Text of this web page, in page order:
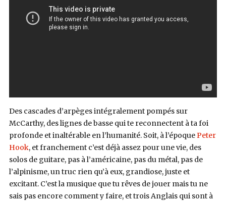
Des cascades d’arpèges intégralement pompés sur
McCarthy, des lignes de basse qui te reconnectent à ta foi
profonde et inaltérable en l’humanité. Soit, à l’époquePeter
Hook, et franchement c’est déjà assez pour une vie, des
solos de guitare, pas à l’américaine, pas du métal, pas de
l’alpinisme, un truc rien qu’à eux, grandiose, juste et
excitant. C’est la musique que tu rêves de jouer mais tu ne
sais pas encore comment y faire, et trois Anglais qui sont à